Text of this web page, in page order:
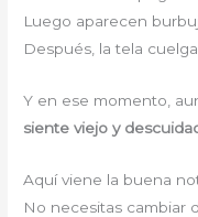
Luego aparecen
Después, la tela
Y en ese momento,
siente viejo y
Aquí viene la buena
No necesitas cambiar